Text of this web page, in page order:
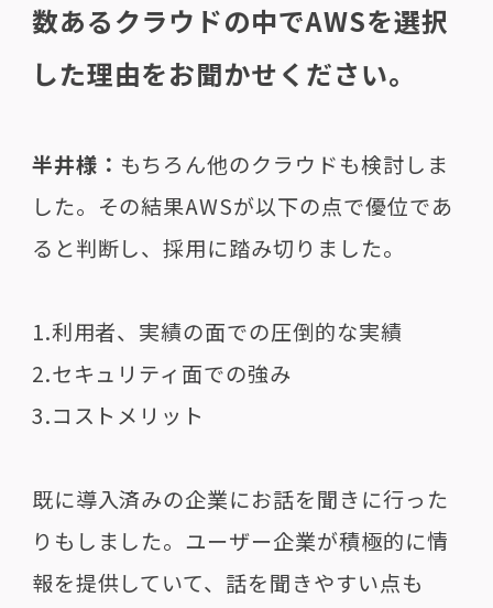
数あるクラウドの中でAWSを選択
した理由をお聞かせください。
半井様： もちろん他のクラウドも検討しま
した。その結果AWSが以下の点で優位であ
ると判断し、採用に踏み切りました。
1.利用者、実績の面での圧倒的な実績
2.セキュリティ面での強み
3.コストメリット
既に導入済みの企業にお話を聞きに行った
りもしました。ユーザー企業が積極的に情
報を提供していて、話を聞きやすい点も